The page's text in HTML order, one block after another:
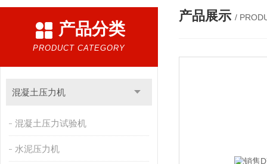
产品分类
PRODUCT CATEGORY
混凝土压力机
混凝土压力试验机
水泥压力机
产品展示 /